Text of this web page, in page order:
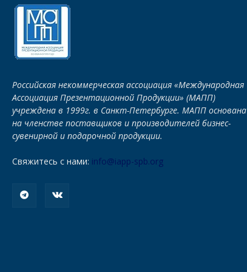
Российская некоммерческая ассоциация «Международная
Ассоциация Презентационной Продукции» (МАПП)
учреждена в 1999г. в Санкт-Петербурге. МАПП основана
на членстве поставщиков и производителей бизнес-
сувенирной и подарочной продукции.
Свяжитесь с нами: info@iapp-spb.org